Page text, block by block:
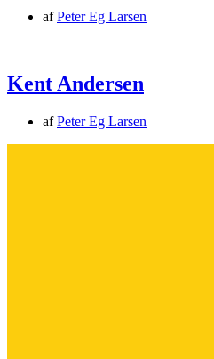
afPeter Eg Larsen
Kent Andersen
afPeter Eg Larsen